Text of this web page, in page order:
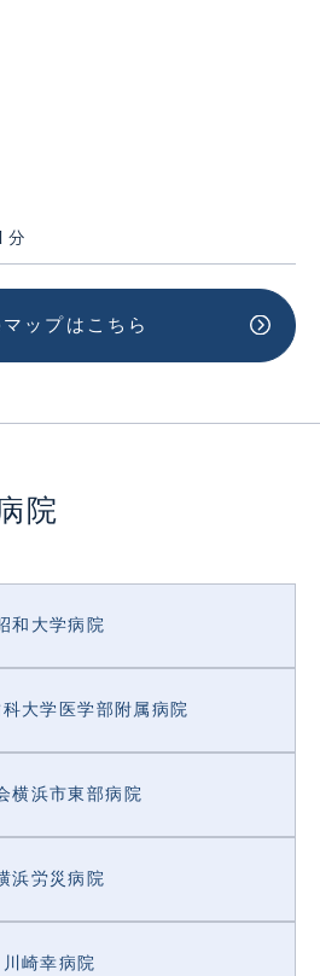
分
ップはこちら
院
和大学病院
大学医学部附属病院
横浜市東部病院
浜労災病院
川崎幸病院